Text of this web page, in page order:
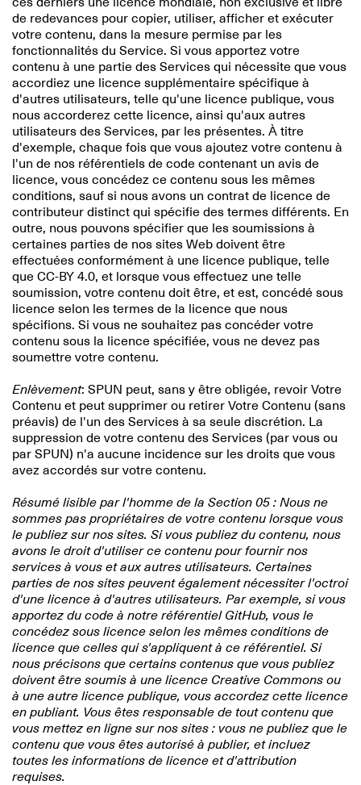
de redevances pour copier, utiliser, afficher et exécuter
votre contenu, dans la mesure permise par les
fonctionnalités du Service. Si vous apportez votre
contenu à une partie des Services qui nécessite que vous
accordiez une licence supplémentaire spécifique à
d'autres utilisateurs, telle qu'une licence publique, vous
nous accorderez cette licence, ainsi qu'aux autres
utilisateurs des Services, par les présentes. À titre
d'exemple, chaque fois que vous ajoutez votre contenu à
l'un de nos référentiels de code contenant un avis de
licence, vous concédez ce contenu sous les mêmes
conditions, sauf si nous avons un contrat de licence de
contributeur distinct qui spécifie des termes différents. En
outre, nous pouvons spécifier que les soumissions à
certaines parties de nos sites Web doivent être
effectuées conformément à une licence publique, telle
que CC-BY 4.0, et lorsque vous effectuez une telle
soumission, votre contenu doit être, et est, concédé sous
licence selon les termes de la licence que nous
spécifions. Si vous ne souhaitez pas concéder votre
contenu sous la licence spécifiée, vous ne devez pas
soumettre votre contenu.
Enlèvement: SPUN peut, sans y être obligée, revoir Votre
Contenu et peut supprimer ou retirer Votre Contenu (sans
préavis) de l'un des Services à sa seule discrétion. La
suppression de votre contenu des Services (par vous ou
par SPUN) n'a aucune incidence sur les droits que vous
avez accordés sur votre contenu.
Résumé lisible par l'homme de la Section 05 : Nous ne
sommes pas propriétaires de votre contenu lorsque vous
le publiez sur nos sites. Si vous publiez du contenu, nous
avons le droit d'utiliser ce contenu pour fournir nos
services à vous et aux autres utilisateurs. Certaines
parties de nos sites peuvent également nécessiter l'octroi
d'une licence à d'autres utilisateurs. Par exemple, si vous
apportez du code à notre référentiel GitHub, vous le
concédez sous licence selon les mêmes conditions de
licence que celles qui s'appliquent à ce référentiel. Si
nous précisons que certains contenus que vous publiez
doivent être soumis à une licence Creative Commons ou
à une autre licence publique, vous accordez cette licence
en publiant. Vous êtes responsable de tout contenu que
vous mettez en ligne sur nos sites : vous ne publiez que le
contenu que vous êtes autorisé à publier, et incluez
toutes les informations de licence et d'attribution
requises.